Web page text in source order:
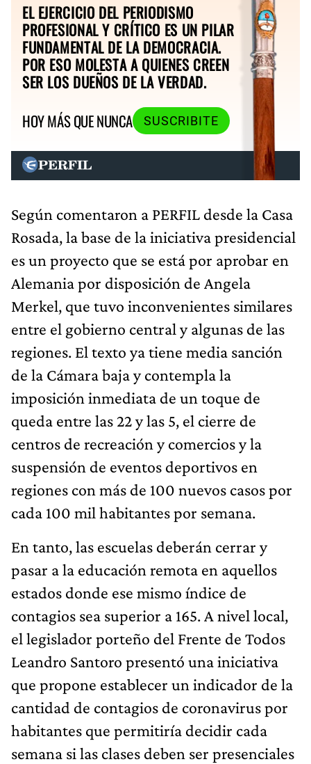
EL EJERCICIO DEL PERIODISMO
PROFESIONAL Y CRÍTICO ES UN PILAR
FUNDAMENTAL DE LA DEMOCRACIA.
POR ESO MOLESTA A QUIENES CREEN
SER LOS DUEÑOS DE LA VERDAD.
HOY MÁS QUE NUNCA
SUSCRIBITE
Según comentaron a PERFIL desde la Casa
Rosada, la base de la iniciativa presidencial
es un proyecto que se está por aprobar en
Alemania por disposición de Angela
Merkel, que tuvo inconvenientes similares
entre el gobierno central y algunas de las
regiones. El texto ya tiene media sanción
de la Cámara baja y contempla la
imposición inmediata de un toque de
queda entre las 22 y las 5, el cierre de
centros de recreación y comercios y la
suspensión de eventos deportivos en
regiones con más de 100 nuevos casos por
cada 100 mil habitantes por semana.
En tanto, las escuelas deberán cerrar y
pasar a la educación remota en aquellos
estados donde ese mismo índice de
contagios sea superior a 165. A nivel local,
el legislador porteño del Frente de Todos
Leandro Santoro presentó una iniciativa
que propone establecer un indicador de la
cantidad de contagios de coronavirus por
habitantes que permitiría decidir cada
semana si las clases deben ser presenciales